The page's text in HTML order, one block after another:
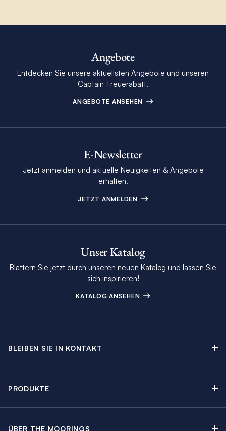
Angebote
Entdecken Sie unsere aktuellsten Angebote und unseren
Captain Treuerabatt.
ANGEBOTE ANSEHEN
E-Newsletter
Jetzt anmelden und aktuelle Neuigkeiten & Angebote
erhalten.
JETZT ANMELDEN
Unser Katalog
Blättern Sie jetzt durch unseren neuen Katalog und lassen Sie
sich inspirieren!
KATALOG ANSEHEN
BLEIBEN SIE IN KONTAKT
The Moorings Revierführer
PRODUKTE
ÜBER THE MOORINGS